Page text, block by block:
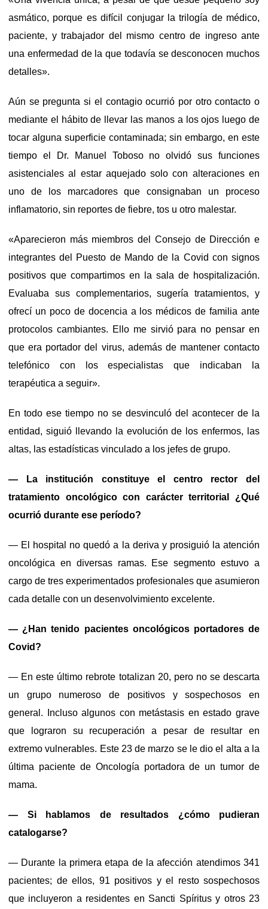
asmático, porque es difícil conjugar la trilogía de médico,
paciente, y trabajador del mismo centro de ingreso ante
una enfermedad de la que todavía se desconocen muchos
detalles».
Aún se pregunta si el contagio ocurrió por otro contacto o
mediante el hábito de llevar las manos a los ojos luego de
tocar alguna superficie contaminada; sin embargo, en este
tiempo el Dr. Manuel Toboso no olvidó sus funciones
asistenciales al estar aquejado solo con alteraciones en
uno de los marcadores que consignaban un proceso
inflamatorio, sin reportes de fiebre, tos u otro malestar.
«Aparecieron más miembros del Consejo de Dirección e
integrantes del Puesto de Mando de la Covid con signos
positivos que compartimos en la sala de hospitalización.
Evaluaba sus complementarios, sugería tratamientos, y
ofrecí un poco de docencia a los médicos de familia ante
protocolos cambiantes. Ello me sirvió para no pensar en
que era portador del virus, además de mantener contacto
telefónico con los especialistas que indicaban la
terapéutica a seguir».
En todo ese tiempo no se desvinculó del acontecer de la
entidad, siguió llevando la evolución de los enfermos, las
altas, las estadísticas vinculado a los jefes de grupo.
— La institución constituye el centro rector del
tratamiento oncológico con carácter territorial ¿Qué
ocurrió durante ese período?
— El hospital no quedó a la deriva y prosiguió la atención
oncológica en diversas ramas. Ese segmento estuvo a
cargo de tres experimentados profesionales que asumieron
cada detalle con un desenvolvimiento excelente.
— ¿Han tenido pacientes oncológicos portadores de
Covid?
— En este último rebrote totalizan 20, pero no se descarta
un grupo numeroso de positivos y sospechosos en
general. Incluso algunos con metástasis en estado grave
que lograron su recuperación a pesar de resultar en
extremo vulnerables. Este 23 de marzo se le dio el alta a la
última paciente de Oncología portadora de un tumor de
mama.
— Si hablamos de resultados ¿cómo pudieran
catalogarse?
— Durante la primera etapa de la afección atendimos 341
pacientes; de ellos, 91 positivos y el resto sospechosos
que incluyeron a residentes en Sancti Spíritus y otros 23